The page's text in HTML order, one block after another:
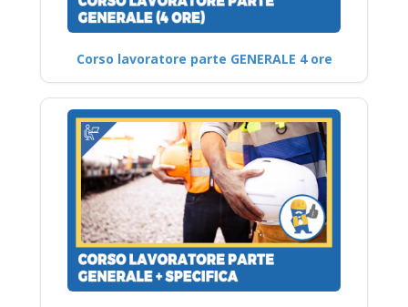
Corso lavoratore parte GENERALE 4 ore